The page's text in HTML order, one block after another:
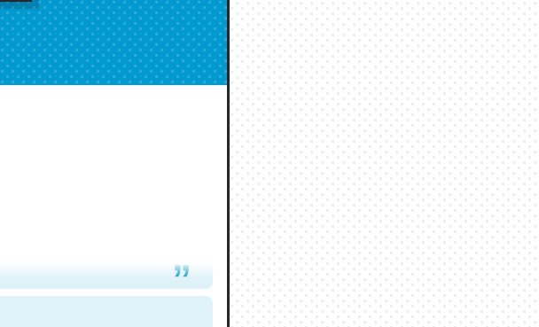
。英語少しでも読める人は原文
Covid hit. Shit.